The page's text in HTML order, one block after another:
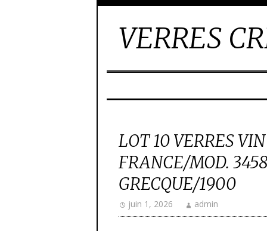
VERRES
LOT 10 VERRES
FRANCE/MOD.
GRECQUE/1900
juin 1, 2026 admin